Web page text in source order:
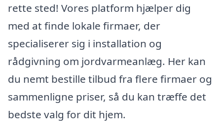
rette sted! Vores platform hjælper dig
med at finde lokale firmaer, der
specialiserer sig i installation og
rådgivning om jordvarmeanlæg. Her kan
du nemt bestille tilbud fra flere firmaer og
sammenligne priser, så du kan træffe det
bedste valg for dit hjem.